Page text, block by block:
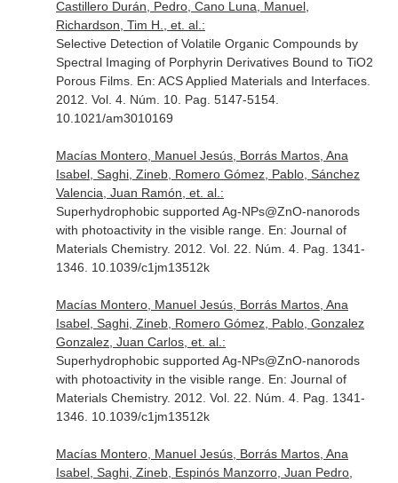
Castillero Durán, Pedro, Cano Luna, Manuel,
Richardson, Tim H., et. al.:
Selective Detection of Volatile Organic Compounds by
Spectral Imaging of Porphyrin Derivatives Bound to TiO2
Porous Films. En: ACS Applied Materials and Interfaces.
2012. Vol. 4. Núm. 10. Pag. 5147-5154.
10.1021/am3010169
Macías Montero, Manuel Jesús, Borrás Martos, Ana
Isabel, Saghi, Zineb, Romero Gómez, Pablo, Sánchez
Valencia, Juan Ramón, et. al.:
Superhydrophobic supported Ag-NPs@ZnO-nanorods
with photoactivity in the visible range. En: Journal of
Materials Chemistry. 2012. Vol. 22. Núm. 4. Pag. 1341-
1346. 10.1039/c1jm13512k
Macías Montero, Manuel Jesús, Borrás Martos, Ana
Isabel, Saghi, Zineb, Romero Gómez, Pablo, Gonzalez
Gonzalez, Juan Carlos, et. al.:
Superhydrophobic supported Ag-NPs@ZnO-nanorods
with photoactivity in the visible range. En: Journal of
Materials Chemistry. 2012. Vol. 22. Núm. 4. Pag. 1341-
1346. 10.1039/c1jm13512k
Macías Montero, Manuel Jesús, Borrás Martos, Ana
Isabel, Saghi, Zineb, Espinós Manzorro, Juan Pedro,